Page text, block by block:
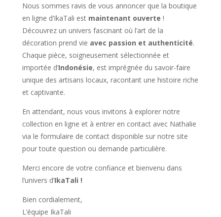
Nous sommes ravis de vous annoncer que la boutique
en ligne d’IkaTali est maintenant ouverte !
Découvrez un univers fascinant où l’art de la
décoration prend vie avec passion et authenticité.
Chaque pièce, soigneusement sélectionnée et
importée d’Indonésie, est imprégnée du savoir-faire
unique des artisans locaux, racontant une histoire riche
et captivante.
En attendant, nous vous invitons à explorer notre
collection en ligne et à entrer en contact avec Nathalie
via le formulaire de contact disponible sur notre site
pour toute question ou demande particulière.
Merci encore de votre confiance et bienvenu dans
l’univers d’IkaTali !
Bien cordialement,
L’équipe IkaTali